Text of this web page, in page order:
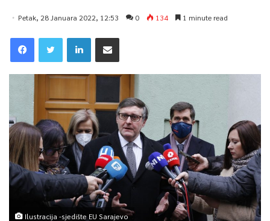
Petak, 28 Januara 2022, 12:53 0 134 1 minute read
Ilustracija -sjedište EU Sarajevo